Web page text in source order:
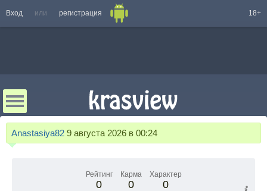
Вход или регистрация 18+
Anastasiya82 9 августа 2026 в 00:24
Рейтинг
0
Карма
0
Характер
0